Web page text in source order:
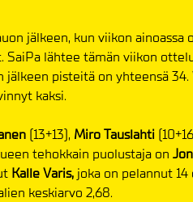
jälkeen, kun viikon ainoassa
SaiPa lähtee tämän viikon
pisteitä on yhteensä 34.
kaksi.
(13+13), Miro Tauslahti
tehokkain puolustaja on
Kalle Varis, joka on pelannut
keskiarvo 2,68.